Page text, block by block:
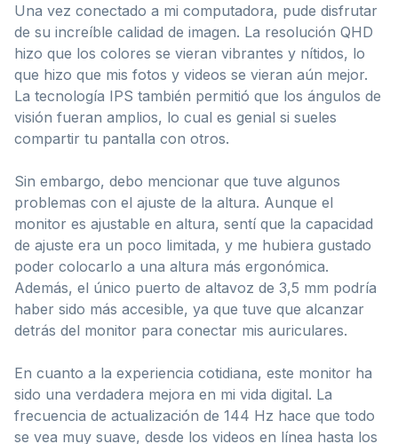
Una vez conectado a mi computadora, pude disfrutar
de su increíble calidad de imagen. La resolución QHD
hizo que los colores se vieran vibrantes y nítidos, lo
que hizo que mis fotos y videos se vieran aún mejor.
La tecnología IPS también permitió que los ángulos de
visión fueran amplios, lo cual es genial si sueles
compartir tu pantalla con otros.
Sin embargo, debo mencionar que tuve algunos
problemas con el ajuste de la altura. Aunque el
monitor es ajustable en altura, sentí que la capacidad
de ajuste era un poco limitada, y me hubiera gustado
poder colocarlo a una altura más ergonómica.
Además, el único puerto de altavoz de 3,5 mm podría
haber sido más accesible, ya que tuve que alcanzar
detrás del monitor para conectar mis auriculares.
En cuanto a la experiencia cotidiana, este monitor ha
sido una verdadera mejora en mi vida digital. La
frecuencia de actualización de 144 Hz hace que todo
se vea muy suave, desde los videos en línea hasta los